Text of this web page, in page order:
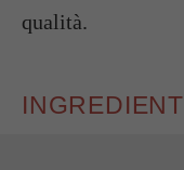
qualità.